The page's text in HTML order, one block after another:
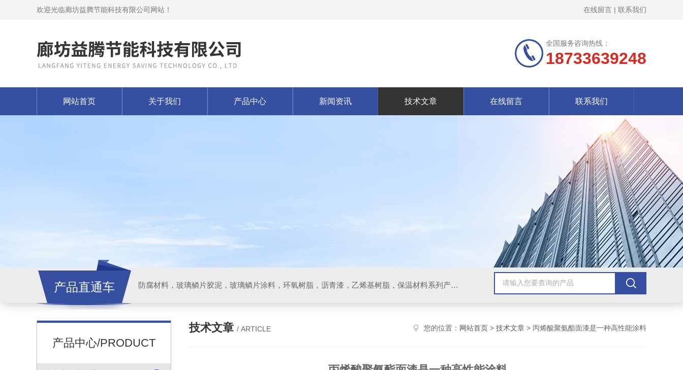
欢迎光临廊坊益腾节能科技有限公司网站！ 在线留言 | 联系我们
全国服务咨询热线：
18733639248
网站首页 关于我们 产品中心 新闻资讯 技术文章 在线留言 联系我们
产品直通车 防腐材料，玻璃鳞片胶泥，玻璃鳞片涂料，环氧树脂，沥青漆，乙烯基树脂，保温材料系列产品。
产品中心/PRODUCT
技术文章 / ARTICLE 您的位置： 网站首页 > 技术文章 > 丙烯酸聚氨酯面漆是一种高性能涂料